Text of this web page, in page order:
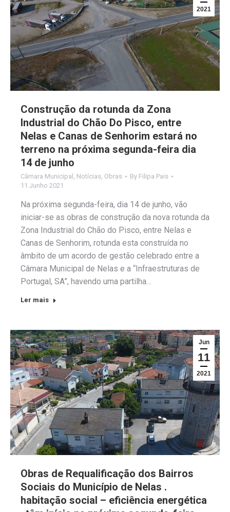
2021
Construção da rotunda da Zona
Industrial do Chão Do Pisco, entre
Nelas e Canas de Senhorim estará no
terreno na próxima segunda-feira dia
14 de junho
Câmara Municipal , Notícias, Obras By Filipa Pais
11 Junho 2021
Na próxima segunda-feira, dia 14 de junho, vão
iniciar-se as obras de construção da nova rotunda da
Zona Industrial do Chão do Pisco, entre Nelas e
Canas de Senhorim, rotunda esta construída no
âmbito de um acordo de gestão celebrado entre a
Câmara Municipal de Nelas e a “Infraestruturas de
Portugal, SA”, havendo uma partilha…
Ler mais
Jun
11
2021
Obras de Requalificação dos Bairros
Sociais do Município de Nelas .
habitação social – eficiência energética